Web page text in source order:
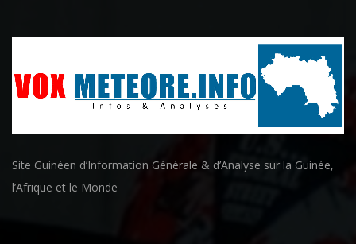
Site Guinéen d’Information Générale & d’Analyse sur la Guinée,
l’Afrique et le Monde